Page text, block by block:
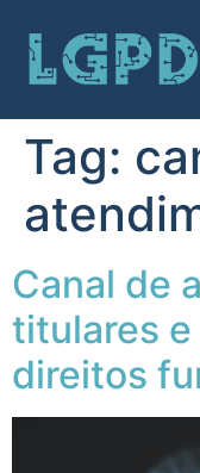
Tag:
Canal de
titulares
direitos